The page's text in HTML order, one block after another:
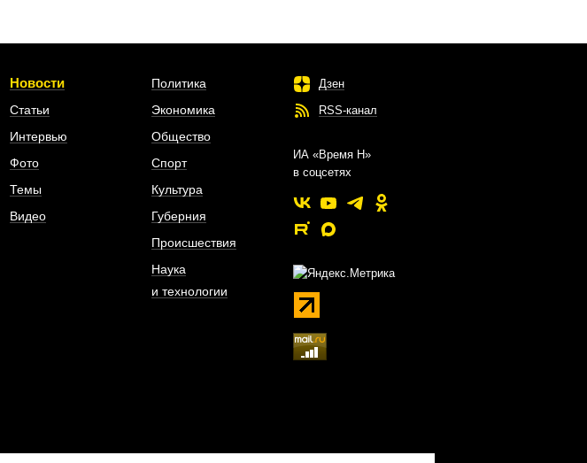
Новости
Статьи
Интервью
Фото
Темы
Видео
Политика
Экономика
Общество
Спорт
Культура
Губерния
Происшествия
Наука
и технологии
Дзен
RSS-канал
ИА «Время Н»
в соцсетях